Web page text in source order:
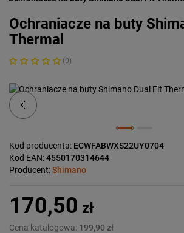
Ochraniacze na buty
Thermal
(0)
Previous
Kod producenta: ECWFABWXS22UY0704
Kod EAN:4550170314644
Producent:Shimano
170,50 zł
Cena katalogowa: 199,90 zł